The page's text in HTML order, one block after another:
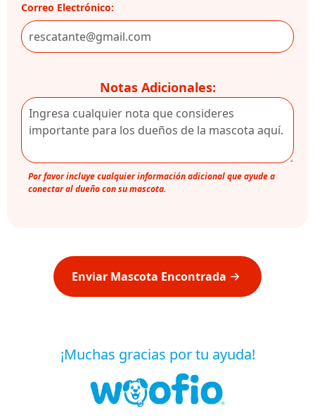
Correo Electrónico:
Notas Adicionales:
Por favor incluye cualquier información adicional que ayude a
conectar al dueño con su mascota.
Enviar Mascota Encontrada
¡Muchas gracias por tu ayuda!